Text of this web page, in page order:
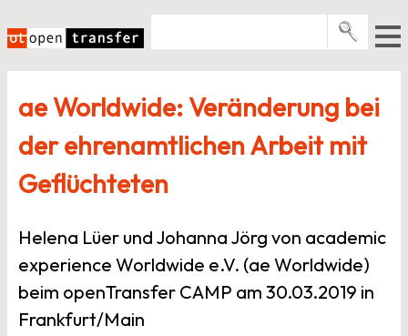
Inhalt
springen
Events
E-Books
Newsletter
ae Worldwide: Veränderung bei
der ehrenamtlichen Arbeit mit
Geflüchteten
Helena Lüer und Johanna Jörg von academic
experience Worldwide e.V. (ae Worldwide)
beim openTransfer CAMP am 30.03.2019 in
Frankfurt/Main